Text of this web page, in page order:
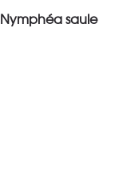
saule